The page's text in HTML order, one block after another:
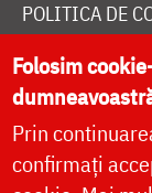
POLITICA DE
DONEAZĂ
LIVE
Folosim
Prin
confirmați